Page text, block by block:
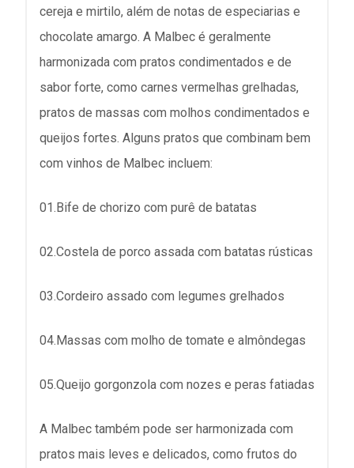
cereja e mirtilo, além de notas de especiarias e
chocolate amargo. A Malbec é geralmente
harmonizada com pratos condimentados e de
sabor forte, como carnes vermelhas grelhadas,
pratos de massas com molhos condimentados e
queijos fortes. Alguns pratos que combinam bem
com vinhos de Malbec incluem:
01.Bife de chorizo com purê de batatas
02.Costela de porco assada com batatas rústicas
03.Cordeiro assado com legumes grelhados
04.Massas com molho de tomate e almôndegas
05.Queijo gorgonzola com nozes e peras fatiadas
A Malbec também pode ser harmonizada com
pratos mais leves e delicados, como frutos do